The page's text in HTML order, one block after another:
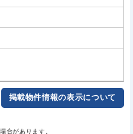
掲載物件情報の表示について
合があります。